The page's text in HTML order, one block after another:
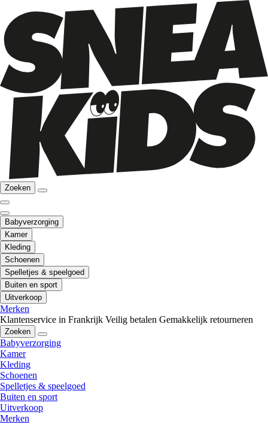
Zoeken
Babyverzorging
Kamer
Kleding
Schoenen
Spelletjes & speelgoed
Buiten en sport
Uitverkoop
Merken
Klantenservice in Frankrijk Veilig betalen Gemakkelijk retourneren
Zoeken
Babyverzorging
Kamer
Kleding
Schoenen
Spelletjes & speelgoed
Buiten en sport
Uitverkoop
Merken